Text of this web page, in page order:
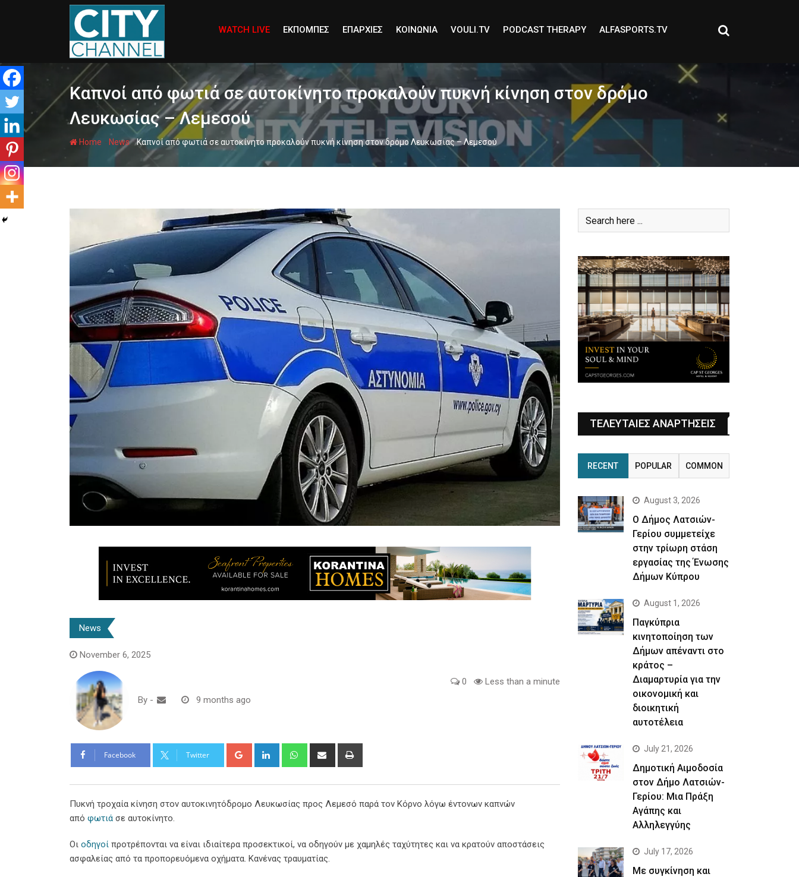
WATCH LIVE ΕΚΠΟΜΠΕΣ ΕΠΑΡΧΙΕΣ ΚΟΙΝΩΝΙΑ VOULI.TV PODCAST THERAPY ALFASPORTS.TV
Καπνοί από φωτιά σε αυτοκίνητο προκαλούν πυκνή κίνηση στον δρόμο
Λευκωσίας – Λεμεσού
Home - News-Καπνοί από φωτιά σε αυτοκίνητο προκαλούν πυκνή κίνηση στον δρόμο Λευκωσίας – Λεμεσού
News
November 6, 2025
By - 9 months ago
0 Less than a minute
Facebook Twitter Google+ LinkedIn WhatsappShare
Πυκνή τροχαία κίνηση στον αυτοκινητόδρομο Λευκωσίας προς Λεμεσό παρά τον Κόρνο λόγω έντονων καπνών
από φωτιά σε αυτοκίνητο.
Οι οδηγοί προτρέπονται να είναι ιδιαίτερα προσεκτικοί, να οδηγούν με χαμηλές ταχύτητες και να κρατούν αποστάσεις
ασφαλείας από τα προπορευόμενα οχήματα. Κανένας τραυματίας.
ΤΕΛΕΥΤΑΙΕΣ ΑΝΑΡΤΗΣΕΙΣ
RECENT POPULAR COMMON
August 3, 2026
Ο Δήμος Λατσιών-
Γερίου συμμετείχε
στην τρίωρη στάση
εργασίας της Ένωσης
Δήμων Κύπρου
August 1, 2026
Παγκύπρια
κινητοποίηση των
Δήμων απέναντι στο
κράτος –
Διαμαρτυρία για την
οικονομική και
διοικητική
αυτοτέλεια
July 21, 2026
Δημοτική Αιμοδοσία
στον Δήμο Λατσιών-
Γερίου: Μια Πράξη
Αγάπης και
Αλληλεγγύης
July 17, 2026
Με συγκίνηση και